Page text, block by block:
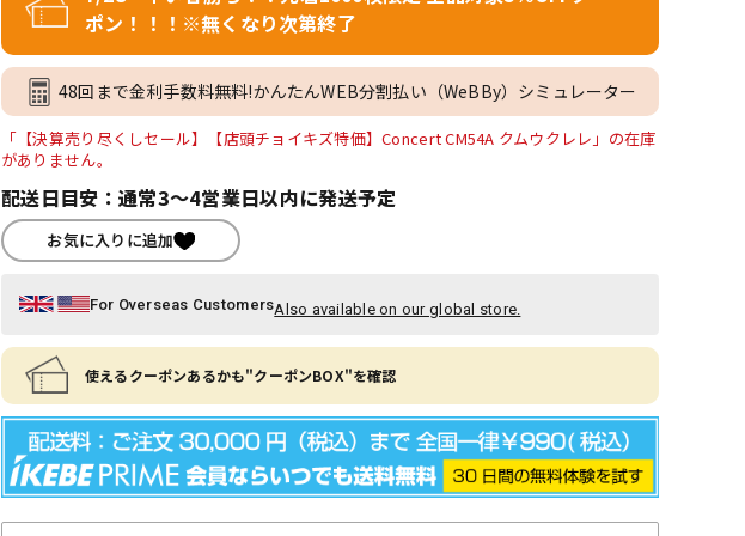
ポン！！！※無くなり次第終了
48回まで金利手数料無料!かんたんWEB分割払い（WeBBy）シミュレーター
「【決算売り尽くしセール】【店頭チョイキズ特価】Concert CM54A クムウクレレ」の在庫
がありません。
配送日目安：通常3～4営業日以内に発送予定
お気に入りに追加
For Overseas CustomersAlso available on our global store.
使えるクーポンあるかも"クーポンBOX"を確認